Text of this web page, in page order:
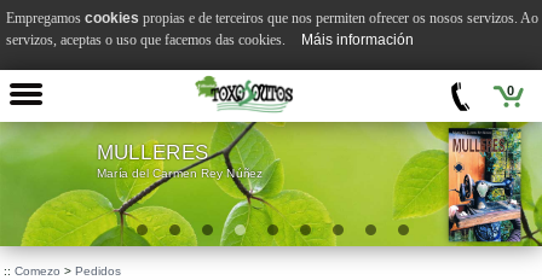
0
MULLERES
María del Carmen Rey Núñez
:: Comezo > Pedidos
Empregamos cookies propias e de terceiros que nos permiten ofrecer os nosos servizos.
servizos, aceptas o uso que facemos das cookies.
Máis información